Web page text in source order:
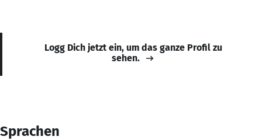
Logg Dich jetzt ein, um das ganze Profil zu
sehen.
Sprachen